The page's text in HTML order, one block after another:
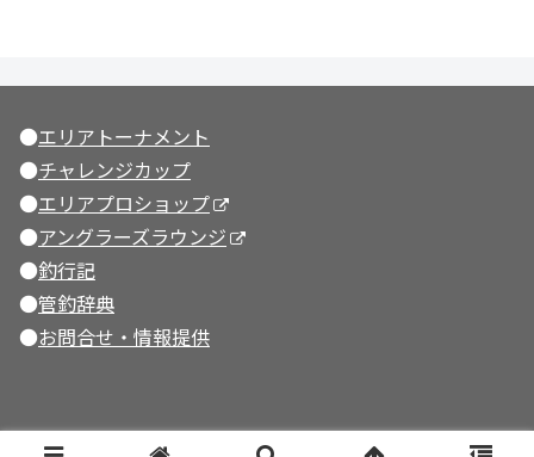
●エリアトーナメント
●チャレンジカップ
●エリアプロショップ
●アングラーズラウンジ
●釣行記
●管釣辞典
●お問合せ・情報提供